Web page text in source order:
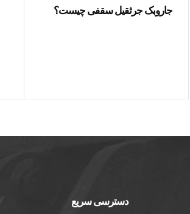
جاروبک جرثقیل سقفی چیست؟
دسترسی سریع